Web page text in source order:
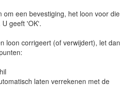
om een bevestiging, het loon voor die
geeft 'OK'.
loon corrigeert (of verwijdert), let dan
laten verrekenen met de